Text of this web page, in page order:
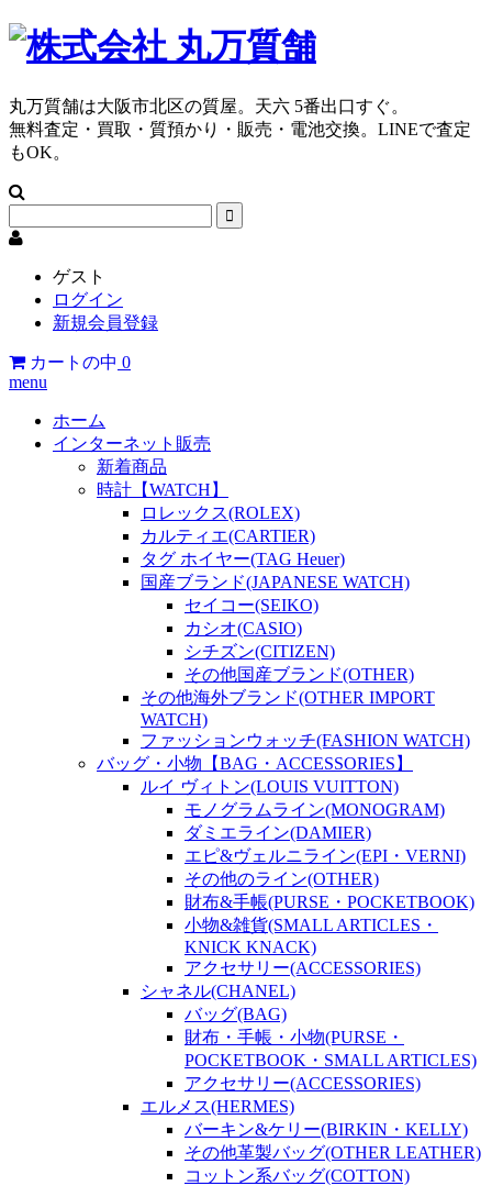
丸万質舗は大阪市北区の質屋。天六 5番出口すぐ。
無料査定・買取・質預かり・販売・電池交換。LINEで査定
もOK。
ゲスト
ログイン
新規会員登録
カートの中 0
menu
ホーム
インターネット販売
新着商品
時計【WATCH】
ロレックス(ROLEX)
カルティエ(CARTIER)
タグ ホイヤー(TAG Heuer)
国産ブランド(JAPANESE WATCH)
セイコー(SEIKO)
カシオ(CASIO)
シチズン(CITIZEN)
その他国産ブランド(OTHER)
その他海外ブランド(OTHER IMPORT
WATCH)
ファッションウォッチ(FASHION WATCH)
バッグ・小物【BAG・ACCESSORIES】
ルイ ヴィトン(LOUIS VUITTON)
モノグラムライン(MONOGRAM)
ダミエライン(DAMIER)
エピ&ヴェルニライン(EPI・VERNI)
その他のライン(OTHER)
財布&手帳(PURSE・POCKETBOOK)
小物&雑貨(SMALL ARTICLES・
KNICK KNACK)
アクセサリー(ACCESSORIES)
シャネル(CHANEL)
バッグ(BAG)
財布・手帳・小物(PURSE・
POCKETBOOK・SMALL ARTICLES)
アクセサリー(ACCESSORIES)
エルメス(HERMES)
バーキン&ケリー(BIRKIN・KELLY)
その他革製バッグ(OTHER LEATHER)
コットン系バッグ(COTTON)